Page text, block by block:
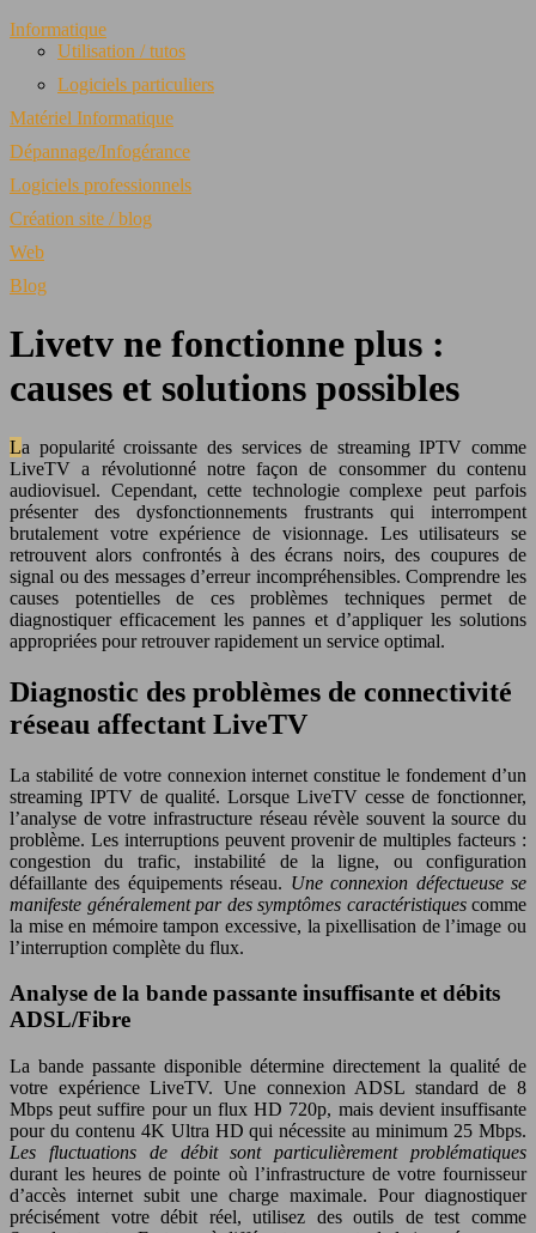
Informatique
Utilisation / tutos
Logiciels particuliers
Matériel Informatique
Dépannage/Infogérance
Logiciels professionnels
Création site / blog
Web
Blog
Livetv ne fonctionne plus :
causes et solutions possibles
La popularité croissante des services de streaming IPTV comme
LiveTV a révolutionné notre façon de consommer du contenu
audiovisuel. Cependant, cette technologie complexe peut parfois
présenter des dysfonctionnements frustrants qui interrompent
brutalement votre expérience de visionnage. Les utilisateurs se
retrouvent alors confrontés à des écrans noirs, des coupures de
signal ou des messages d’erreur incompréhensibles. Comprendre les
causes potentielles de ces problèmes techniques permet de
diagnostiquer efficacement les pannes et d’appliquer les solutions
appropriées pour retrouver rapidement un service optimal.
Diagnostic des problèmes de connectivité
réseau affectant LiveTV
La stabilité de votre connexion internet constitue le fondement d’un
streaming IPTV de qualité. Lorsque LiveTV cesse de fonctionner,
l’analyse de votre infrastructure réseau révèle souvent la source du
problème. Les interruptions peuvent provenir de multiples facteurs :
congestion du trafic, instabilité de la ligne, ou configuration
défaillante des équipements réseau. Une connexion défectueuse se
manifeste généralement par des symptômes caractéristiques comme
la mise en mémoire tampon excessive, la pixellisation de l’image ou
l’interruption complète du flux.
Analyse de la bande passante insuffisante et débits
ADSL/Fibre
La bande passante disponible détermine directement la qualité de
votre expérience LiveTV. Une connexion ADSL standard de 8
Mbps peut suffire pour un flux HD 720p, mais devient insuffisante
pour du contenu 4K Ultra HD qui nécessite au minimum 25 Mbps.
Les fluctuations de débit sont particulièrement problématiques
durant les heures de pointe où l’infrastructure de votre fournisseur
d’accès internet subit une charge maximale. Pour diagnostiquer
précisément votre débit réel, utilisez des outils de test comme